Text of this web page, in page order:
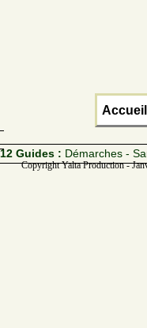
Accueil
12 Guides : Démarches -
Copyright Yalta Production -